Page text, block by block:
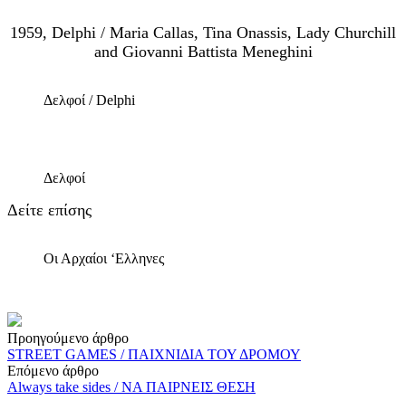
1959, Delphi / Maria Callas, Tina Onassis, Lady Churchill
and Giovanni Battista Meneghini
Δελφοί / Delphi
Δελφοί
Δείτε επίσης
Οι Αρχαίοι ‘Ελληνες
Post
navigation
Προηγούμενο άρθρο
STREET GAMES / ΠΑΙΧΝΙΔΙΑ ΤΟΥ ΔΡΟΜΟΥ
Επόμενο άρθρο
Always take sides / ΝΑ ΠΑΙΡΝΕΙΣ ΘΕΣΗ